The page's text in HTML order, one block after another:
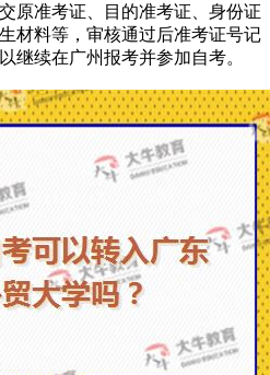
原准考证、目的准考证、身份证
材料等，审核通过后准考证号记
继续在广州报考并参加自考。